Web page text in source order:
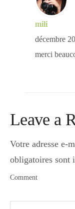
mili
décembre
merci
Leave a
Votre adresse e-
obligatoires sont
Comment